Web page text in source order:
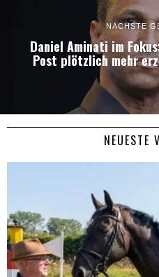
NÄCHSTE
Daniel Aminati im
Post plötzlich mehr
NEUESTE